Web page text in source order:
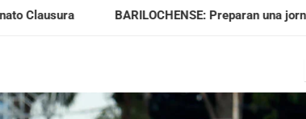
Preparan una jornada a puro espectáculo